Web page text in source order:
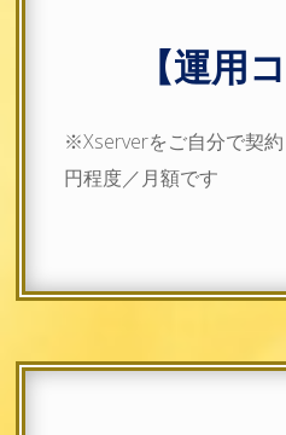
【運用
※Xserverをご自分で契
円程度／月額です